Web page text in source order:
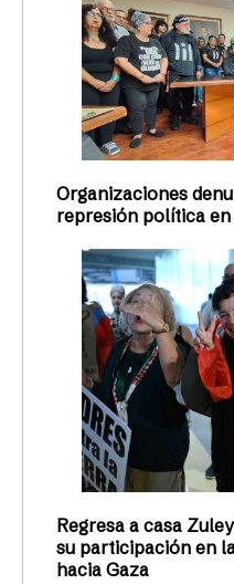
Organizaciones
represión política
Regresa a casa
su participación en
hacia Gaza